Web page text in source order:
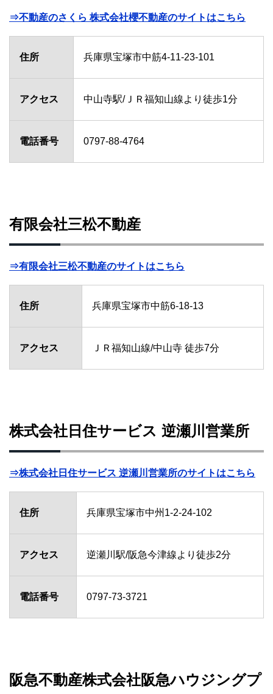
⇒不動産のさくら 株式会社櫻不動産のサイトはこちら
住所 兵庫県宝塚市中筋4-11-23-101
アクセス 中山寺駅/ＪＲ福知山線より徒歩1分
電話番号 0797-88-4764
有限会社三松不動産
⇒有限会社三松不動産のサイトはこちら
住所 兵庫県宝塚市中筋6-18-13
アクセス ＪＲ福知山線/中山寺 徒歩7分
株式会社日住サービス 逆瀬川営業所
⇒株式会社日住サービス 逆瀬川営業所のサイトはこちら
住所 兵庫県宝塚市中州1-2-24-102
アクセス 逆瀬川駅/阪急今津線より徒歩2分
電話番号 0797-73-3721
阪急不動産株式会社阪急ハウジングプ